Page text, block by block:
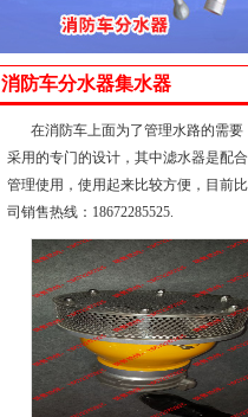
消防车分水器集水器
在消防车上面为了管理水路的需
采用的专门的设计，其中滤水器是配
管理使用，使用起来比较方便，目前
司销售热线：18672285525.